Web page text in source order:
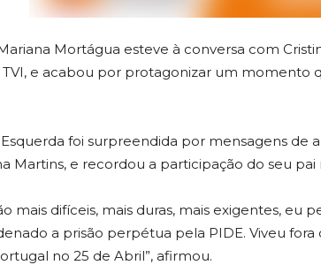
Mortágua esteve à conversa com
TVI, e acabou por protagonizar um momento
foi surpreendida por mensagens de
Martins, e recordou a participação do seu pai
mais difíceis, mais duras, mais exigentes, eu
a prisão perpétua pela PIDE. Viveu
no 25 de Abril”, afirmou.